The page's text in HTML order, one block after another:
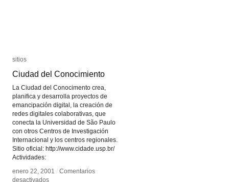
sitios
Ciudad del Conocimiento
La Ciudad del Conocimento crea,
planifica y desarrolla proyectos de
emancipación digital, la creación de
redes digitales colaborativas, que
conecta la Universidad de São Paulo
con otros Centros de Investigación
Internacional y los centros regionales.
Sitio oficial: http://www.cidade.usp.br/
Actividades:
enero 22, 2001 / Comentarios
desactivadosen
sitios
Ciudad del Conocimiento
enero 22, 2001 / Comentarios
desactivadosen